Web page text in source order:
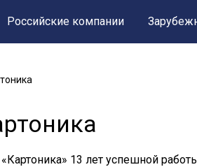
Российские компании
13 лет успешной